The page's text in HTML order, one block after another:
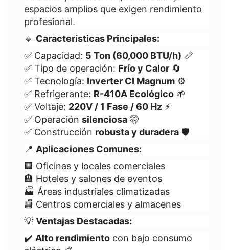
espacios amplios que exigen rendimiento
profesional.
🔹 Características Principales:
✅ Capacidad: 5 Ton (60,000 BTU/h) 📏
✅ Tipo de operación: Frío y Calor 🔄
✅ Tecnología: Inverter CI Magnum ⚙️
✅ Refrigerante: R-410A Ecológico 🌱
✅ Voltaje: 220V / 1 Fase / 60 Hz ⚡
✅ Operación silenciosa 🤫
✅ Construcción robusta y duradera 🛡️
📍 Aplicaciones Comunes:
🏢 Oficinas y locales comerciales
🏨 Hoteles y salones de eventos
🏭 Áreas industriales climatizadas
🏬 Centros comerciales y almacenes
💡 Ventajas Destacadas:
✔️ Alto rendimiento con bajo consumo